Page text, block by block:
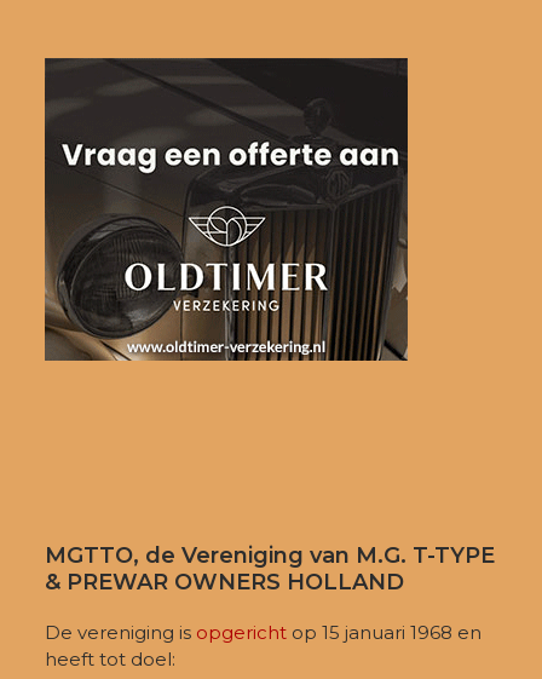
MGTTO, de Vereniging van M.G. T-TYPE
& PREWAR OWNERS HOLLAND
De vereniging is opgericht op 15 januari 1968 en
heeft tot doel: